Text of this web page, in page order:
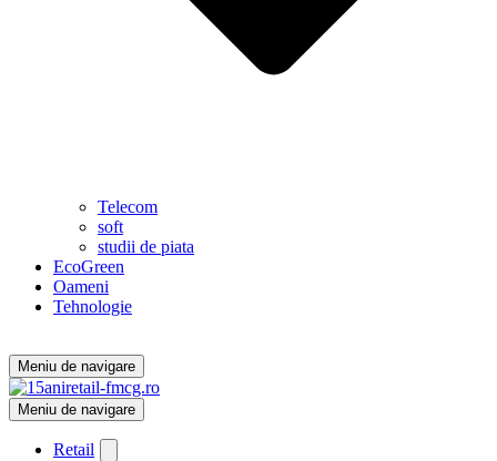
Telecom
soft
studii de piata
EcoGreen
Oameni
Tehnologie
Meniu de navigare
Meniu de navigare
Retail